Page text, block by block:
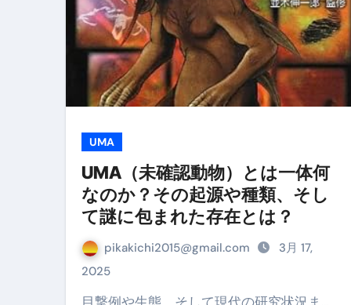
【輸入消費税】輸入に消費税は
この動画は国にすぐ消されま
意外にありえる？日経平均
アフィリエイト【稼げるキーワ
弁護士が教える「投資詐欺」
【PR】フリーランス必見！入
【2023年最新】金融ブラック
個人事業主は銀行から融資を受
UMA
UMA（未確認動物）とは一体何
なのか？その起源や種類、そし
て謎に包まれた存在とは？
pikakichi2015@gmail.com
3月 17,
2025